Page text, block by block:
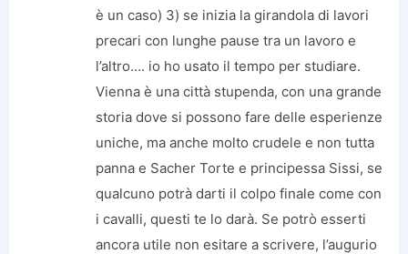
è un caso) 3) se inizia la girandola di lavori
precari con lunghe pause tra un lavoro e
l’altro…. io ho usato il tempo per studiare.
Vienna è una città stupenda, con una grande
storia dove si possono fare delle esperienze
uniche, ma anche molto crudele e non tutta
panna e Sacher Torte e principessa Sissi, se
qualcuno potrà darti il colpo finale come con
i cavalli, questi te lo darà. Se potrò esserti
ancora utile non esitare a scrivere, l’augurio